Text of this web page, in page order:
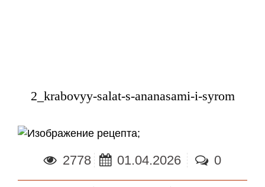
2_krabovyy-salat-s-ananasami-i-syrom
;
2778 01.04.2026 0